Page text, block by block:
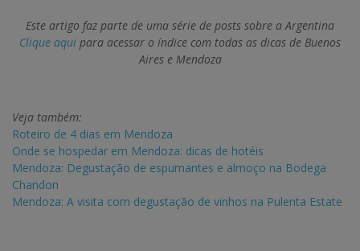
Este artigo faz parte de uma série de posts sobre a Argentina
Clique aqui para acessar o índice com todas as dicas de Buenos
Aires e Mendoza
Veja também:
Roteiro de 4 dias em Mendoza
Onde se hospedar em Mendoza: dicas de hotéis
Mendoza: Degustação de espumantes e almoço na Bodega
Chandon
Mendoza: A visita com degustação de vinhos na Pulenta Estate